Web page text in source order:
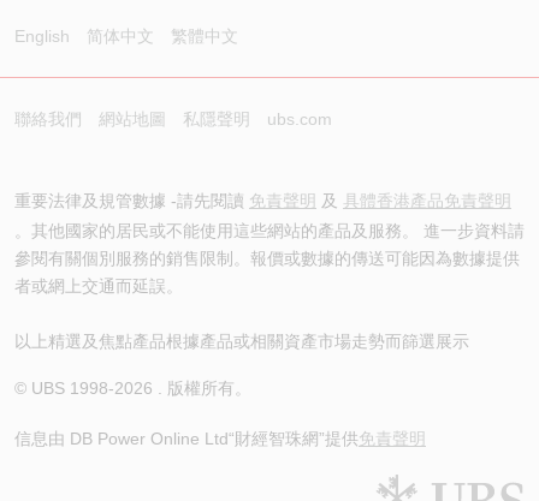
English 简体中文 繁體中文
聯絡我們 網站地圖 私隱聲明 ubs.com
重要法律及規管數據 -請先閱讀 免責聲明 及 具體香港產品免責聲明
。其他國家的居民或不能使用這些網站的產品及服務。 進一步資料請
參閱有關個別服務的銷售限制。報價或數據的傳送可能因為數據提供
者或網上交通而延誤。
以上精選及焦點產品根據產品或相關資產市場走勢而篩選展示
© UBS 1998-2026 . 版權所有。
信息由 DB Power Online Ltd“財經智珠網”提供免責聲明